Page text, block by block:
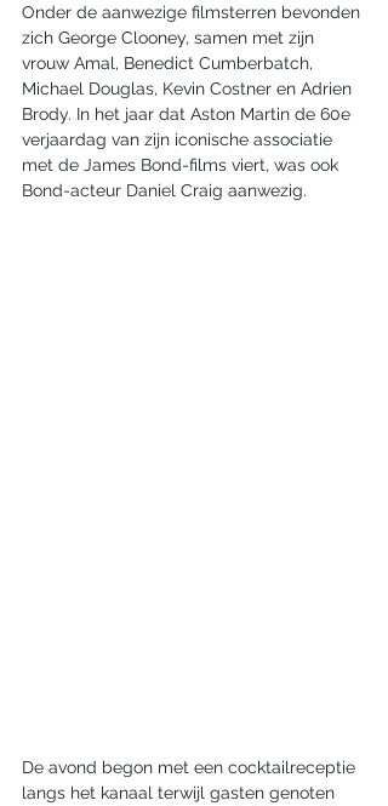
Onder de aanwezige filmsterren bevonden
zich George Clooney, samen met zijn
vrouw Amal, Benedict Cumberbatch,
Michael Douglas, Kevin Costner en Adrien
Brody. In het jaar dat Aston Martin de 60e
verjaardag van zijn iconische associatie
met de James Bond-films viert, was ook
Bond-acteur Daniel Craig aanwezig.
De avond begon met een cocktailreceptie
langs het kanaal terwijl gasten genoten